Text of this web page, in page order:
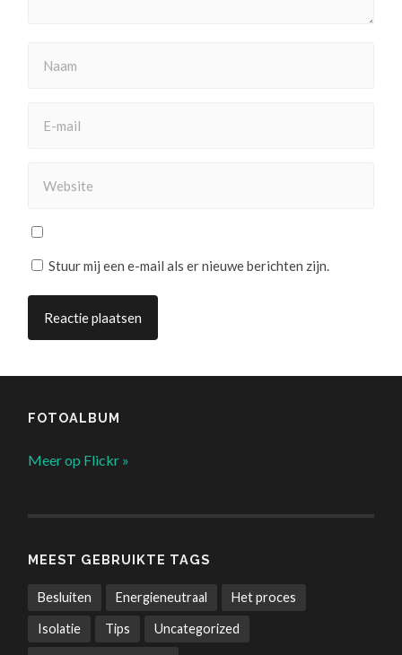
Stuur mij een e-mail als er nieuwe berichten zijn.
FOTOALBUM
Meer op Flickr »
MEEST GEBRUIKTE TAGS
Besluiten Energieneutraal Het proces
Isolatie Tips Uncategorized